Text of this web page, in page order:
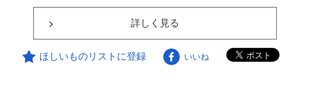
詳しく見る
ほしいものリストに登録 いいね